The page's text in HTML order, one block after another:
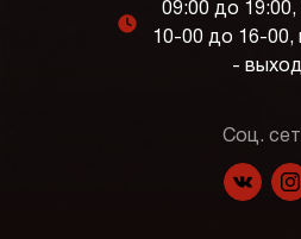
l
09:00 до 19:00,
10-00 до 16-00,
-
Соц.
f p